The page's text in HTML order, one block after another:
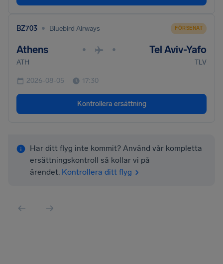
BZ703 • Bluebird Airways FÖRSENAT
Athens • • Tel Aviv-Yafo
ATH TLV
2026-08-05 17:30
Kontrollera ersättning
Har ditt flyg inte kommit? Använd vår kompletta
ersättningskontroll så kollar vi på
ärendet. Kontrollera ditt flyg